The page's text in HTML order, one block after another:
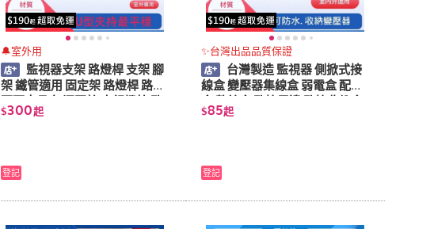
🔔室外用
監視器支架 路燈桿 支架 腳
架 鐵管適用 固定架 路燈桿 路燈
兩面夾具 無洞圓柱 水銀燈柱 監
視器 固定支架 防盜監控
$300起
登記
✨台灣出品品質保證
台灣製造 監視器 側掀式接
線盒 變壓器集線盒 弱電盒 配線
盒 整線盒 監控周邊 監控收納盒
防水盒
$85起
登記